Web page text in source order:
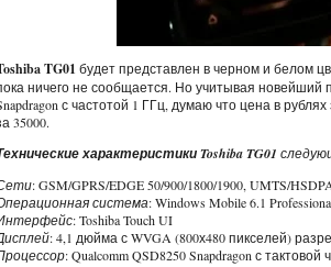
TG01 будет представлен в черном и белом
ничего не сообщается. Но учитывая новейший
с частотой 1 ГГц, думаю что цена в
35000.
характеристики Toshiba TG01
: GSM/GPRS/EDGE 50/900/1800/1900, UMTS/
система: Windows Mobile 6.1
: Toshiba Touch UI
: 4,1 дюйма с WVGA (800х480 пикселей)
: Qualcomm QSD8250 Snapdragon с тактовой